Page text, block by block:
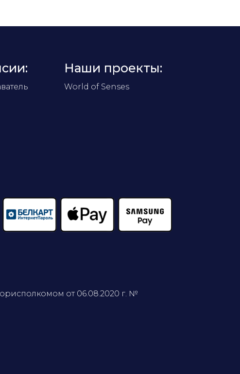
от 06.08.2020 г. №
Наши проекты:
World of Senses